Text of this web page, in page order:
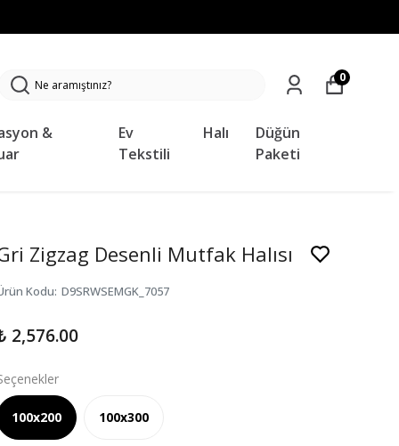
&
Ev
Tekstili
Halı
Düğün
Paketi
0
Zigzag Desenli Mutfak Halısı
Kodu: D9SRWSEMGK_7057
2,576.00
100x200 100x300